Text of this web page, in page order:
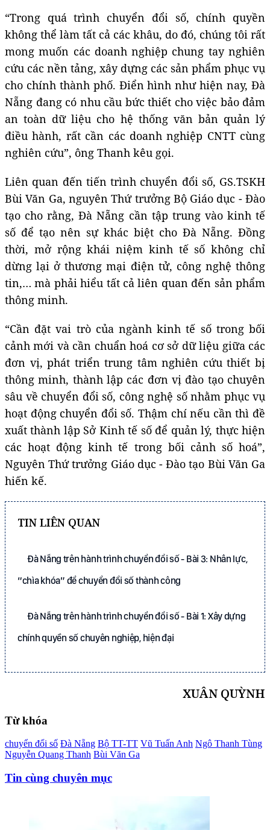
“Trong quá trình chuyển đổi số, chính quyền
không thể làm tất cả các khâu, do đó, chúng tôi rất
mong muốn các doanh nghiệp chung tay nghiên
cứu các nền tảng, xây dựng các sản phẩm phục vụ
cho chính thành phố. Điển hình như hiện nay, Đà
Nẵng đang có nhu cầu bức thiết cho việc bảo đảm
an toàn dữ liệu cho hệ thống văn bản quản lý
điều hành, rất cần các doanh nghiệp CNTT cùng
nghiên cứu”, ông Thanh kêu gọi.
Liên quan đến tiến trình chuyển đổi số, GS.TSKH
Bùi Văn Ga, nguyên Thứ trưởng Bộ Giáo dục - Đào
tạo cho rằng, Đà Nẵng cần tập trung vào kinh tế
số để tạo nên sự khác biệt cho Đà Nẵng. Đồng
thời, mở rộng khái niệm kinh tế số không chỉ
dừng lại ở thương mại điện tử, công nghệ thông
tin,… mà phải hiểu tất cả liên quan đến sản phẩm
thông minh.
“Cần đặt vai trò của ngành kinh tế số trong bối
cảnh mới và cần chuẩn hoá cơ sở dữ liệu giữa các
đơn vị, phát triển trung tâm nghiên cứu thiết bị
thông minh, thành lập các đơn vị đào tạo chuyên
sâu về chuyển đổi số, công nghệ số nhằm phục vụ
hoạt động chuyển đổi số. Thậm chí nếu cần thì đề
xuất thành lập Sở Kinh tế số để quản lý, thực hiện
các hoạt động kinh tế trong bối cảnh số hoá”,
Nguyên Thứ trưởng Giáo dục - Đào tạo Bùi Văn Ga
hiến kế.
TIN LIÊN QUAN
Đà Nẵng trên hành trình chuyển đổi số - Bài 3: Nhân lực,
“chìa khóa” để chuyển đổi số thành công
Đà Nẵng trên hành trình chuyển đổi số - Bài 1: Xây dựng
chính quyền số chuyên nghiệp, hiện đại
XUÂN QUỲNH
Từ khóa
chuyển đổi số Đà Nẵng Bộ TT-TT Vũ Tuấn Anh Ngô Thanh Tùng
Nguyễn Quang Thanh Bùi Văn Ga
Tin cùng chuyên mục